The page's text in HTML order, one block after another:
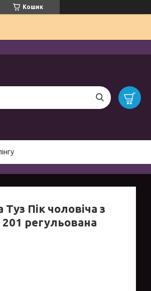
Кошик
Пік чоловіча з
201 регульована